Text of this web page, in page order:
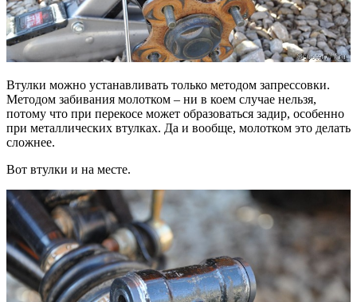
Втулки можно устанавливать только методом запрессовки.
Методом забивания молотком – ни в коем случае нельзя,
потому что при перекосе может образоваться задир, особенно
при металлических втулках. Да и вообще, молотком это делать
сложнее.
Вот втулки и на месте.